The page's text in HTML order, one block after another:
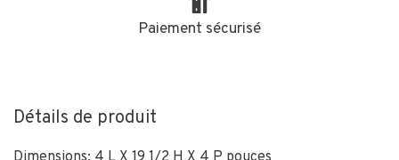
Paiement sécurisé
Détails de produit